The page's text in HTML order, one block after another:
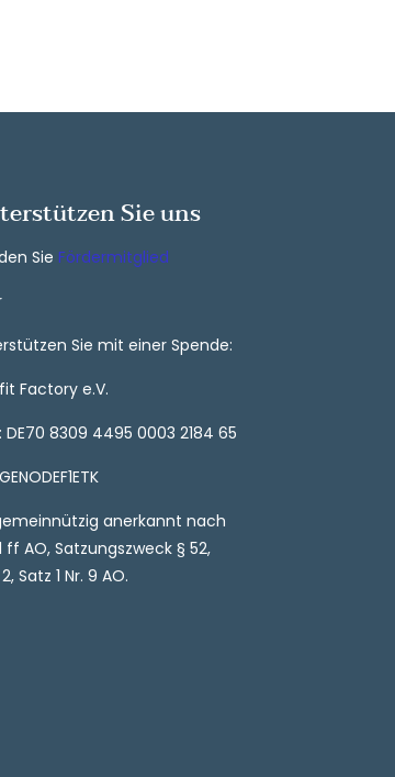
Sie uns
Sie Fördermitglied
Sie mit einer Spende:
Factory e.V.
DE70 8309 4495 0003 2184 65
anerkannt nach
ff AO, Satzungszweck § 52,
Satz 1 Nr. 9 AO.